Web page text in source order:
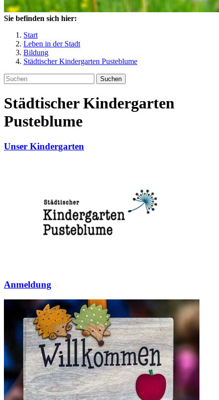
Sie befinden sich hier:
Start
Leben in der Stadt
Bildung
Städtischer Kindergarten Pusteblume
Suchen
Städtischer Kindergarten
Pusteblume
Unser Kindergarten
Anmeldung